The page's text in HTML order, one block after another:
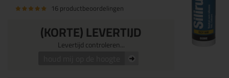
16 productbeoordelingen
(KORTE) LEVERTIJD
Levertijd controleren...